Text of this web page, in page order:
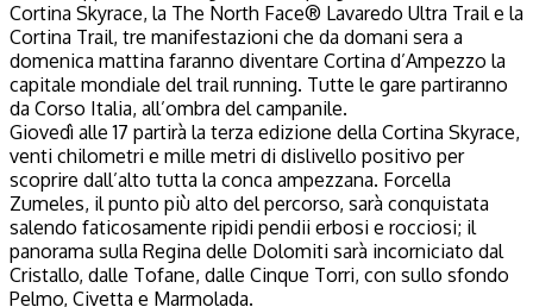
Cortina Skyrace, la The North Face® Lavaredo Ultra Trail e la
Cortina Trail, tre manifestazioni che da domani sera a
domenica mattina faranno diventare Cortina d’Ampezzo la
capitale mondiale del trail running. Tutte le gare partiranno
da Corso Italia, all’ombra del campanile.
Giovedì alle 17 partirà la terza edizione della Cortina Skyrace,
venti chilometri e mille metri di dislivello positivo per
scoprire dall’alto tutta la conca ampezzana. Forcella
Zumeles, il punto più alto del percorso, sarà conquistata
salendo faticosamente ripidi pendii erbosi e rocciosi; il
panorama sulla Regina delle Dolomiti sarà incorniciato dal
Cristallo, dalle Tofane, dalle Cinque Torri, con sullo sfondo
Pelmo, Civetta e Marmolada.